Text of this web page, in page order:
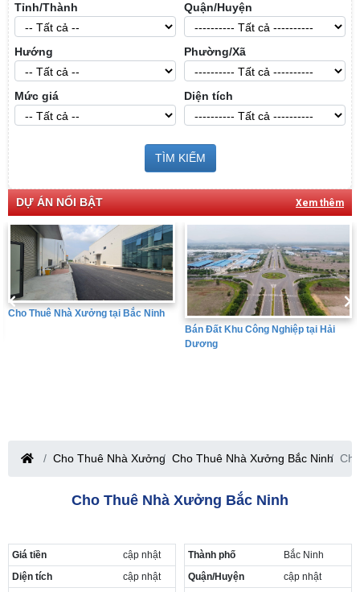
Tỉnh/Thành Quận/Huyện
Hướng Phường/Xã
Mức giá Diện tích
TÌM KIẾM
DỰ ÁN NỔI BẬT Xem thêm
Bán Đất Khu Công Nghiệp tại Hưng
Yên
Cho Thuê Nhà Xưởng Cho Thuê Nhà Xưởng Bắc Ninh
Cho Thuê Nhà Xưởng Bắc Ninh
Giá tiền
cập nhật
Diện tích
cập nhật
Thành phố
Bắc Ninh
Quận/Huyện
cập nhật